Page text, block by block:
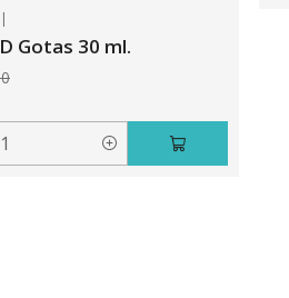
|
Gotas 30 ml.